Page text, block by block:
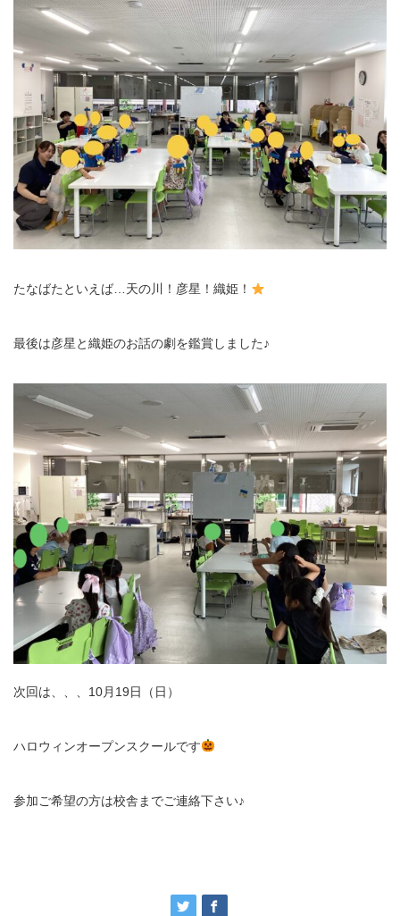
たなばたといえば…天の川！彦星！織姫！
最後は彦星と織姫のお話の劇を鑑賞しました♪
次回は、、、10月19日（日）
ハロウィンオープンスクールです
参加ご希望の方は校舎までご連絡下さい♪